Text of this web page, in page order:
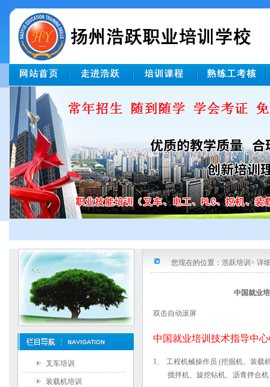
叉车培训
装载机培训
您现在的位置：浩跃培训> 详
中国就业
双击自动滚屏
中国就业培训技术指导中心
1、 工程机械操作员 (挖掘机、装载
搅拌机、旋挖钻机、沥青拌合机